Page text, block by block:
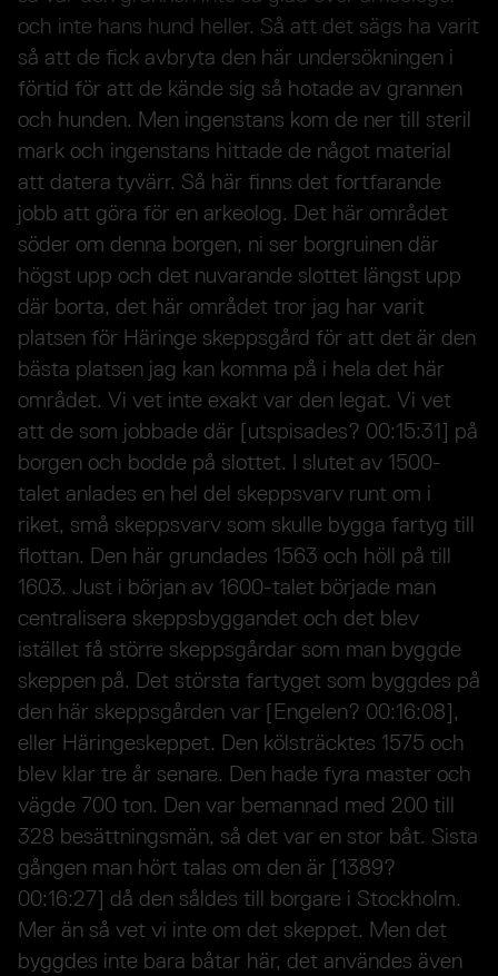
och inte hans hund heller. Så att det sägs ha varit
så att de fick avbryta den här undersökningen i
förtid för att de kände sig så hotade av grannen
och hunden. Men ingenstans kom de ner till steril
mark och ingenstans hittade de något material
att datera tyvärr. Så här finns det fortfarande
jobb att göra för en arkeolog. Det här området
söder om denna borgen, ni ser borgruinen där
högst upp och det nuvarande slottet längst upp
där borta, det här området tror jag har varit
platsen för Häringe skeppsgård för att det är den
bästa platsen jag kan komma på i hela det här
området. Vi vet inte exakt var den legat. Vi vet
att de som jobbade där [utspisades? 00:15:31] på
borgen och bodde på slottet. I slutet av 1500-
talet anlades en hel del skeppsvarv runt om i
riket, små skeppsvarv som skulle bygga fartyg till
flottan. Den här grundades 1563 och höll på till
1603. Just i början av 1600-talet började man
centralisera skeppsbyggandet och det blev
istället få större skeppsgårdar som man byggde
skeppen på. Det största fartyget som byggdes på
den här skeppsgården var [Engelen? 00:16:08],
eller Häringeskeppet. Den kölsträcktes 1575 och
blev klar tre år senare. Den hade fyra master och
vägde 700 ton. Den var bemannad med 200 till
328 besättningsmän, så det var en stor båt. Sista
gången man hört talas om den är [1389?
00:16:27] då den såldes till borgare i Stockholm.
Mer än så vet vi inte om det skeppet. Men det
byggdes inte bara båtar här, det användes även